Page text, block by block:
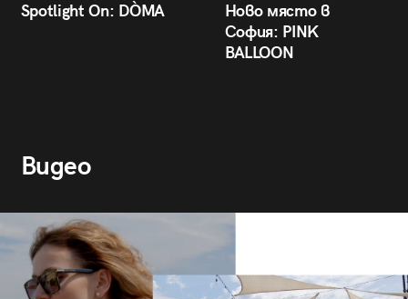
Spotlight On: DÒMA
Ново място в
София: PINK
BALLOON
Видео